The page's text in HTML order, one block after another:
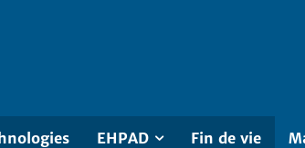
EHPAD Fin de vie